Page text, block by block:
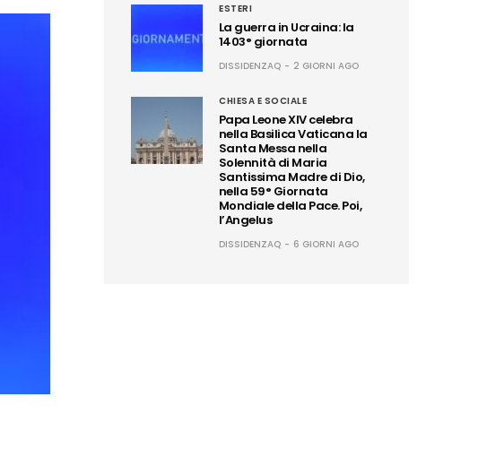
ESTERI
La guerra in Ucraina: la
1403° giornata
DISSIDENZAQ 2 GIORNI AGO
CHIESA E SOCIALE
Papa Leone XIV celebra
nella Basilica Vaticana la
Santa Messa nella
Solennità di Maria
Santissima Madre di Dio,
nella 59° Giornata
Mondiale della Pace. Poi,
l’Angelus
DISSIDENZAQ 6 GIORNI AGO